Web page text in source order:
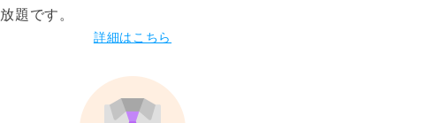
放題です。
詳細はこちら